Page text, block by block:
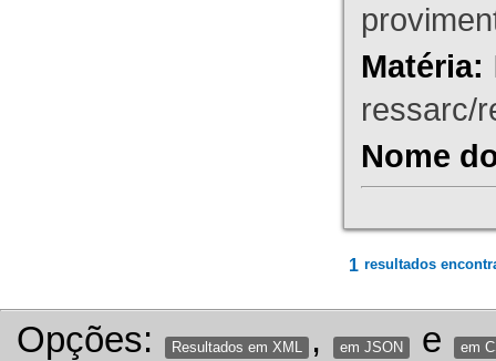
Matéria:
ressarc/
Nome
1 resultados
Opções: Resultados em XML , em JSON e em